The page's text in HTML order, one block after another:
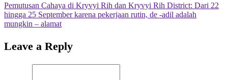
Pemutusan Cahaya di Kryvyi Rih dan Kryvyi Rih District: Dari 22
hingga 25 September karena pekerjaan rutin, de -adil adalah
mungkin – alamat
Leave a Reply